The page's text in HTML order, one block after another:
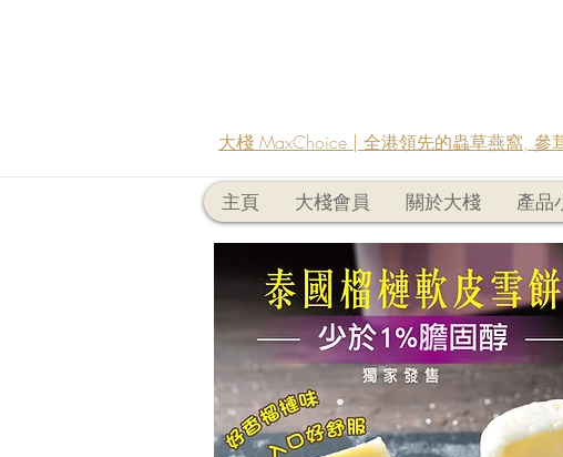
大棧 MaxChoice | 全港領先的蟲草燕窩, 參
主頁 大棧會員 關於大棧 產品